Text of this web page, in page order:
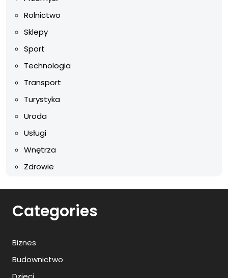
Rolnictwo
Sklepy
Sport
Technologia
Transport
Turystyka
Uroda
Usługi
Wnętrza
Zdrowie
Categories
Biznes
Budownictwo